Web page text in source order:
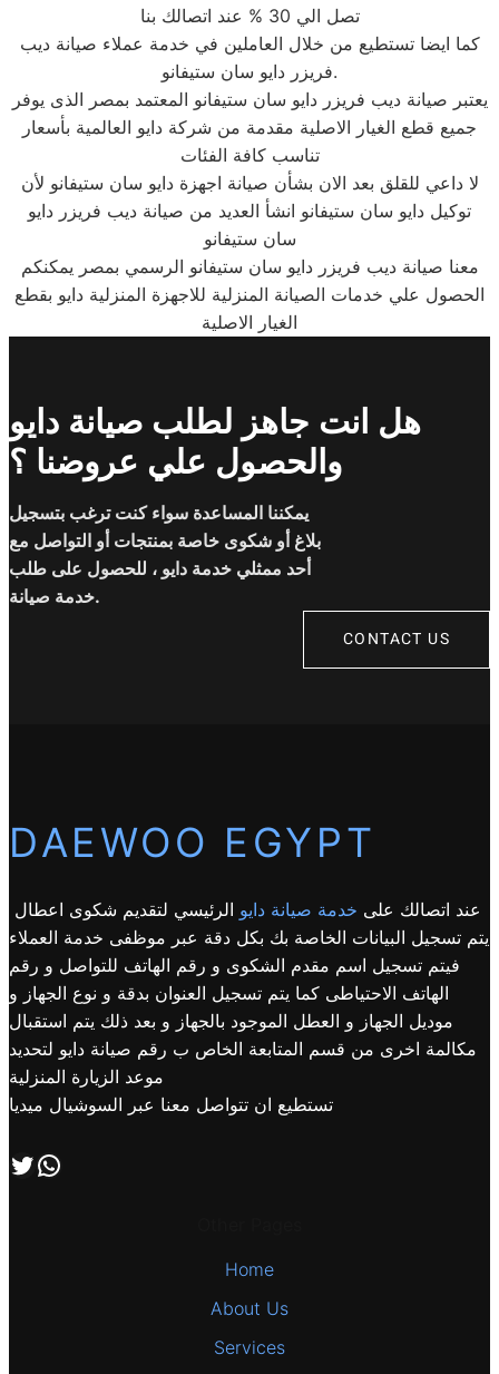
تصل الي 30 % عند اتصالك بنا
كما ايضا تستطيع من خلال العاملين في خدمة عملاء صيانة ديب
فريزر دايو سان ستيفانو.
يعتبر صيانة ديب فريزر دايو سان ستيفانو المعتمد بمصر الذى يوفر
جميع قطع الغيار الاصلية مقدمة من شركة دايو العالمية بأسعار
تناسب كافة الفئات
لا داعي للقلق بعد الان بشأن صيانة اجهزة دايو سان ستيفانو لأن
توكيل دايو سان ستيفانو انشأ العديد من صيانة ديب فريزر دايو
سان ستيفانو
معنا صيانة ديب فريزر دايو سان ستيفانو الرسمي بمصر يمكنكم
الحصول علي خدمات الصيانة المنزلية للاجهزة المنزلية دايو بقطع
الغيار الاصلية
هل انت جاهز لطلب صيانة دايو
والحصول علي عروضنا ؟
يمكننا المساعدة سواء كنت ترغب بتسجيل
بلاغ أو شكوى خاصة بمنتجات أو التواصل مع
أحد ممثلي خدمة دايو ، للحصول على طلب
خدمة صيانة.
CONTACT US
DAEWOO EGYPT
عند اتصالك على خدمة صيانة دايو الرئيسي لتقديم شكوى اعطال
يتم تسجيل البيانات الخاصة بك بكل دقة عبر موظفى خدمة العملاء
فيتم تسجيل اسم مقدم الشكوى و رقم الهاتف للتواصل و رقم
الهاتف الاحتياطى كما يتم تسجيل العنوان بدقة و نوع الجهاز و
موديل الجهاز و العطل الموجود بالجهاز و بعد ذلك يتم استقبال
مكالمة اخرى من قسم المتابعة الخاص ب رقم صيانة دايو لتحديد
موعد الزيارة المنزلية
تستطيع ان تتواصل معنا عبر السوشيال ميديا
تابعنا علي صفحة التويتر اتصل بنا علي طريق الوتساب
Home
About Us
Services